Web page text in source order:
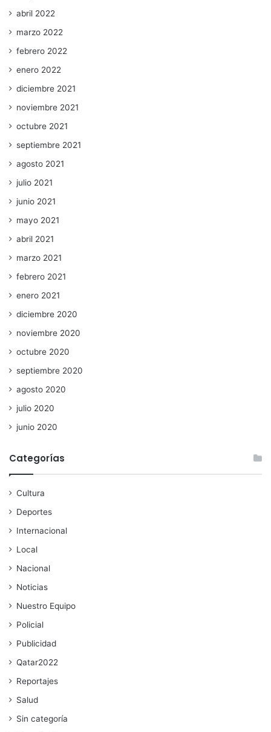
abril 2022
marzo 2022
febrero 2022
enero 2022
diciembre 2021
noviembre 2021
octubre 2021
septiembre 2021
agosto 2021
julio 2021
junio 2021
mayo 2021
abril 2021
marzo 2021
febrero 2021
enero 2021
diciembre 2020
noviembre 2020
octubre 2020
septiembre 2020
agosto 2020
julio 2020
junio 2020
Categorías
Cultura
Deportes
Internacional
Local
Nacional
Noticias
Nuestro Equipo
Policial
Publicidad
Qatar2022
Reportajes
Salud
Sin categoría